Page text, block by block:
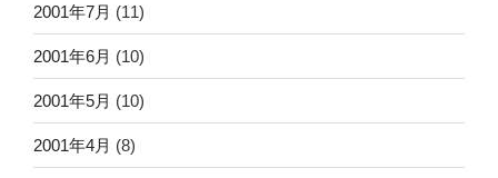
2001年7月 (11)
2001年6月 (10)
2001年5月 (10)
2001年4月 (8)